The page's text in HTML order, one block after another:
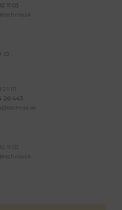
11 03
111
26 443
11 03